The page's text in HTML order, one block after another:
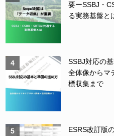
要ーSSBJ・
る実務基盤と
4
SSBJ対応の
全体像からマ
標収集まで
5
ESRS改訂版